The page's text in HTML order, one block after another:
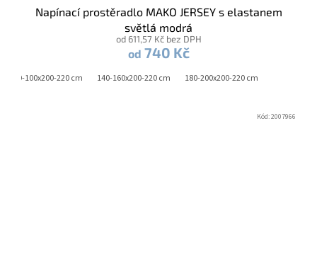
Napínací prostěradlo MAKO JERSEY s elastanem
světlá modrá
od 611,57 Kč bez DPH
od 740 Kč
90-100x200-220 cm 140-160x200-220 cm 180-200x200-220 cm
Kód:2007966